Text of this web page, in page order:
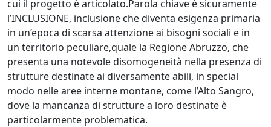
cui il progetto è articolato.Parola chiave è sicuramente
l’INCLUSIONE, inclusione che diventa esigenza primaria
in un’epoca di scarsa attenzione ai bisogni sociali e in
un territorio peculiare,quale la Regione Abruzzo, che
presenta una notevole disomogeneità nella presenza di
strutture destinate ai diversamente abili, in special
modo nelle aree interne montane, come l’Alto Sangro,
dove la mancanza di strutture a loro destinate è
particolarmente problematica.